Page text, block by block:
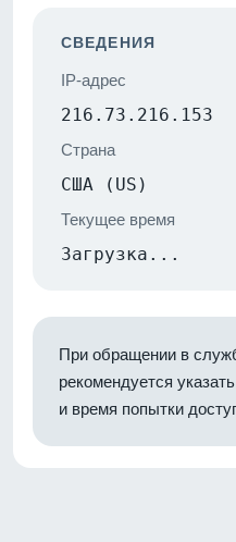
СВЕДЕНИЯ
IP-адрес
216.73.216.153
Страна
США (US)
Текущее время
Загрузка...
При обращении в
рекомендуется
и время попытки